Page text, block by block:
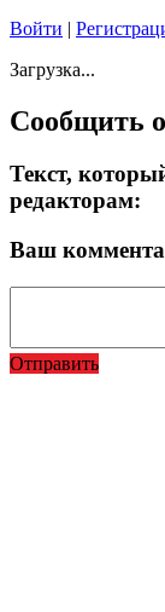
Войти |
Загрузка...
Сообщить
Текст,
редакторам:
Ваш
Отправить